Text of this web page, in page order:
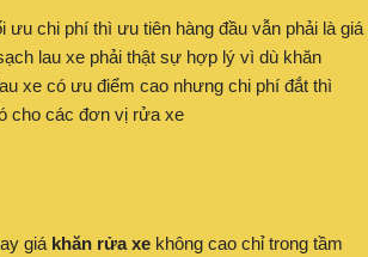
ưu chi phí thì ưu tiên hàng đầu vẫn phải là giá
lau xe phải thật sự hợp lý vì dù khăn
xe có ưu điểm cao nhưng chi phí đắt thì
cho các đơn vị rửa xe
giá khăn rửa xe không cao chỉ trong tầm